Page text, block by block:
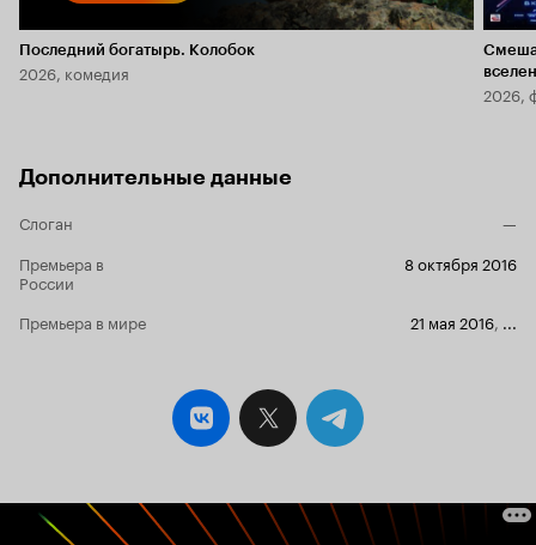
Последний богатырь. Колобок
2026, комедия
2026,
Дополнительные данные
Слоган
—
Премьера в
России
8 октября 2016
Премьера в мире 21 мая 2016